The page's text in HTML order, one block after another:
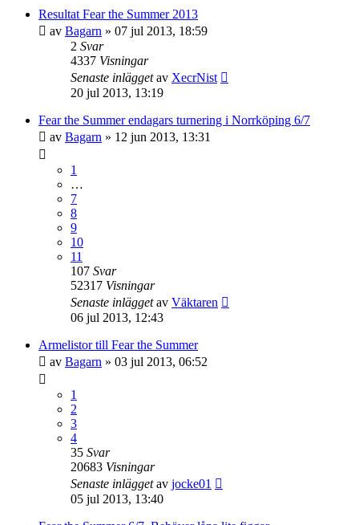
Resultat Fear the Summer 2013
av Bagarn » 07 jul 2013, 18:59
2 Svar
4337 Visningar
Senaste inläggetav XecrNist
20 jul 2013, 13:19
Fear the Summer endagars turnering i Norrköping 6/7
av Bagarn » 12 jun 2013, 13:31
1
…
7
8
9
10
11
107 Svar
52317 Visningar
Senaste inläggetav Väktaren
06 jul 2013, 12:43
Armelistor till Fear the Summer
av Bagarn » 03 jul 2013, 06:52
1
2
3
4
35 Svar
20683 Visningar
Senaste inläggetav jocke01
05 jul 2013, 13:40